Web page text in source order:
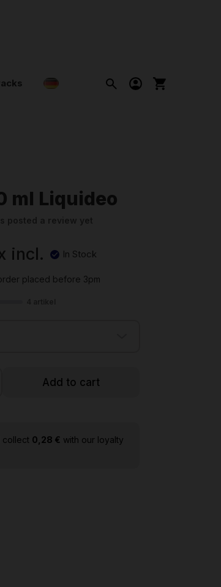
ml Liquideo
incl. In Stock
placed before 3pm
Add to cart
collect 0,28 € with our loyalty